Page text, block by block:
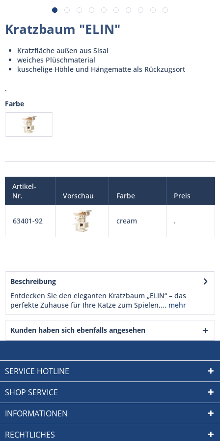
Kratzbaum "ELIN"
Kratzfläche außen aus Sisal
weiches Plüschmaterial
kuschelige Höhle und Hängematte als Rückzugsort
.
Farbe
Artikel-
Nr.
Vorschau Farbe Preis
63401-92 cream .
Beschreibung
Entdecken Sie den eleganten Kratzbaum „ELIN“ – das
perfekte Zuhause für Ihre Katze zum Spielen,... mehr
Kunden haben sich ebenfalls angesehen
SERVICE HOTLINE
SHOP SERVICE
INFORMATIONEN
RECHTLICHES